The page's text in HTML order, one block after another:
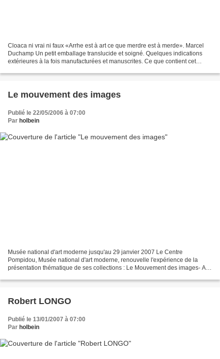
Cloaca ni vrai ni faux «Arrhe est à art ce que merdre est à merde». Marcel
Duchamp Un petit emballage translucide et soigné. Quelques indications
extérieures à la fois manufacturées et manuscrites. Ce que contient cet
Le mouvement des images
Publié le 22/05/2006 à 07:00
Par holbein
Musée national d'art moderne jusqu'au 29 janvier 2007 Le Centre
Pompidou, Musée national d'art moderne, renouvelle l'expérience de la
présentation thématique de ses collections : Le Mouvement des images- Art
Robert LONGO
Publié le 13/01/2007 à 07:00
Par holbein